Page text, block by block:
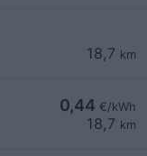
18,7 km
0,44 €/kWh
18,7 km